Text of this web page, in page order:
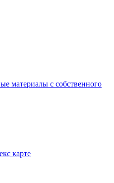
материалы с собственного
карте